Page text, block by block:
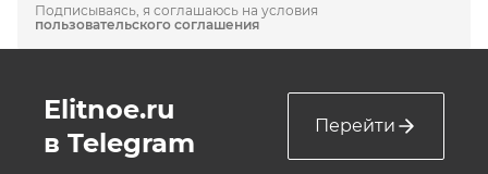
Подписываясь, я соглашаюсь на условия
пользовательского соглашения
Elitnoe.ru
в Telegram
Перейти